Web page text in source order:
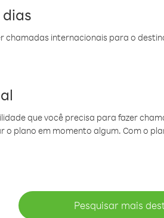
chamadas internacionais para o
que você precisa para fazer
o plano em momento algum. Com o
Pesquisar mais